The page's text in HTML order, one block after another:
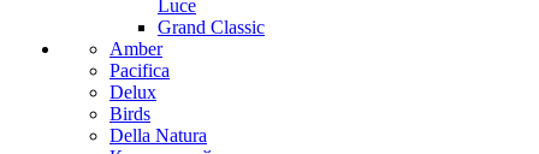
Luce
Grand Classic
Amber
Pacifica
Delux
Birds
Della Natura